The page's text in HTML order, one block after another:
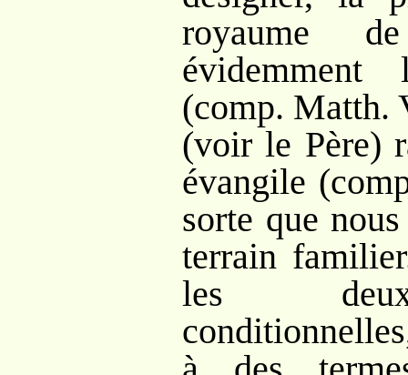
royaume
(comp. Matth.
(voir le Père)
évangile
sorte que
terrain
les deux